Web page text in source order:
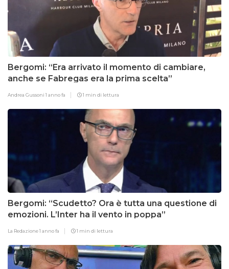
Bergomi: “Era arrivato il momento di cambiare,
anche se Fabregas era la prima scelta”
Andrea Gussoni1 anno fa 1 min di lettura
Bergomi: “Scudetto? Ora è tutta una questione di
emozioni. L’Inter ha il vento in poppa”
La Redazione1 anno fa 1 min di lettura